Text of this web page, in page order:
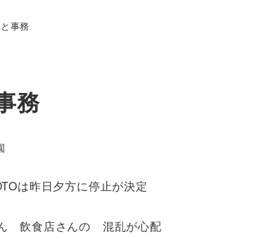
事務
務
ー
GOTOは昨日夕方に停止が決定
飲食店さんの 混乱が心配